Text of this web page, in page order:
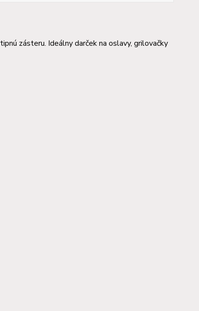
zásteru. Ideálny darček na oslavy, grilovačky